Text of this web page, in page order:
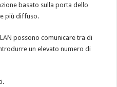
basato sulla porta dello
più diffuso.
possono comunicare tra di
un elevato numero di